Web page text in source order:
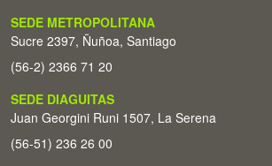
SEDE METROPOLITANA
Sucre 2397, Ñuñoa, Santiago
(56-2) 2366 71 20
SEDE DIAGUITAS
Juan Georgini Runi 1507, La Serena
(56-51) 236 26 00